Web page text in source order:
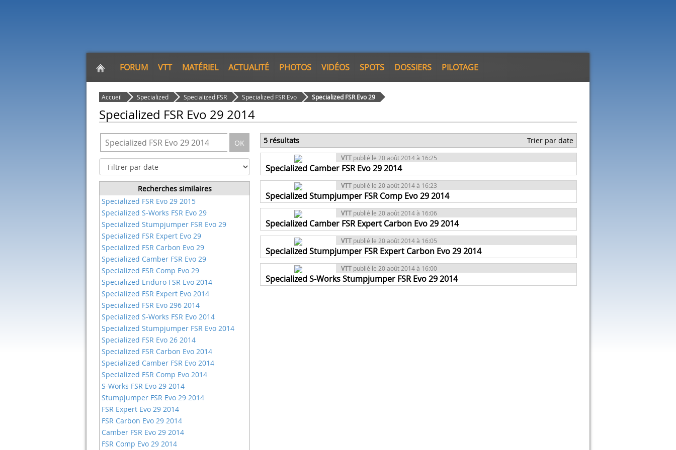
FORUM VTT MATÉRIEL ACTUALITÉ PHOTOS VIDÉOS SPOTS DOSSIERS PILOTAGE
Accueil Specialized Specialized FSR Specialized FSR Evo Specialized FSR Evo 29
Specialized FSR Evo 29 2014
OK
Recherches similaires
Specialized FSR Evo 29 2015
Specialized S-Works FSR Evo 29
Specialized Stumpjumper FSR Evo 29
Specialized FSR Expert Evo 29
Specialized FSR Carbon Evo 29
Specialized Camber FSR Evo 29
Specialized FSR Comp Evo 29
Specialized Enduro FSR Evo 2014
Specialized FSR Expert Evo 2014
Specialized FSR Evo 296 2014
Specialized S-Works FSR Evo 2014
Specialized Stumpjumper FSR Evo 2014
Specialized FSR Evo 26 2014
Specialized FSR Carbon Evo 2014
Specialized Camber FSR Evo 2014
Specialized FSR Comp Evo 2014
S-Works FSR Evo 29 2014
Stumpjumper FSR Evo 29 2014
FSR Expert Evo 29 2014
FSR Carbon Evo 29 2014
Camber FSR Evo 29 2014
FSR Comp Evo 29 2014
5 résultats Trier par date
VTT publié le 20 août 2014 à 16:25
Specialized Camber FSR Evo 29 2014
VTT publié le 20 août 2014 à 16:23
Specialized Stumpjumper FSR Comp Evo 29 2014
VTT publié le 20 août 2014 à 16:06
Specialized Camber FSR Expert Carbon Evo 29 2014
VTT publié le 20 août 2014 à 16:05
Specialized Stumpjumper FSR Expert Carbon Evo 29 2014
VTT publié le 20 août 2014 à 16:00
Specialized S-Works Stumpjumper FSR Evo 29 2014